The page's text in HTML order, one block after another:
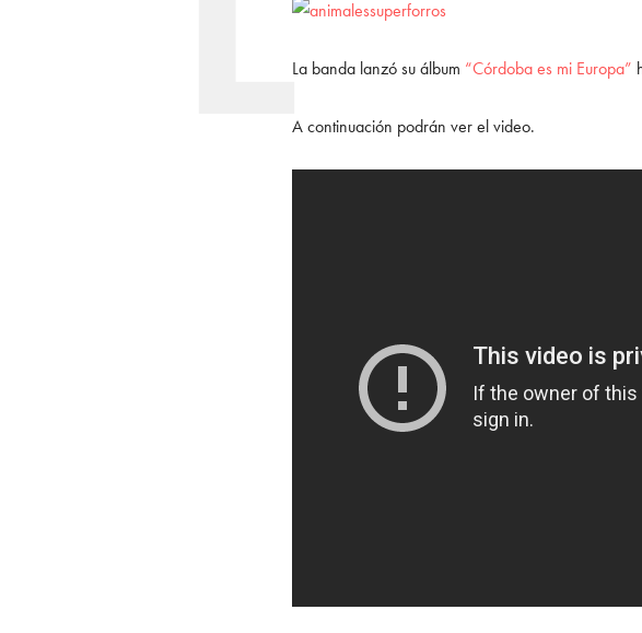
La banda lanzó su álbum “Córdoba es mi Europa”
A continuación podrán ver el video.